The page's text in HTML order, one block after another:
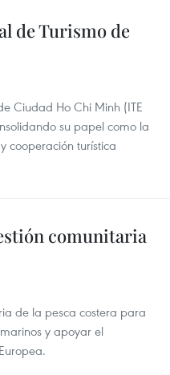
de Turismo de
Ciudad Ho Chi Minh (ITE
su papel como la
cooperación turística
comunitaria
de la pesca costera para
y apoyar el